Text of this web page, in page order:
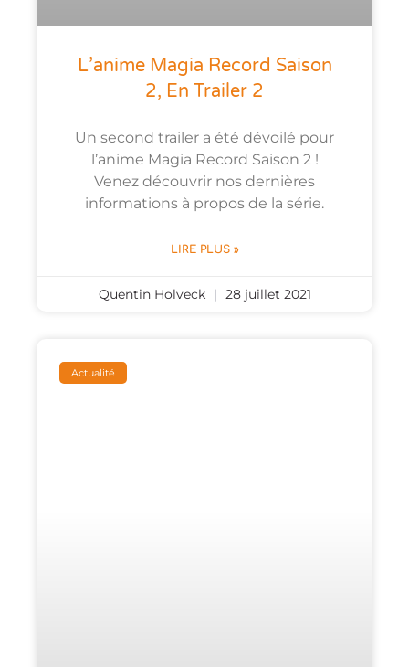
L’anime Magia Record Saison
2, En Trailer 2
Un second trailer a été dévoilé pour
l’anime Magia Record Saison 2 !
Venez découvrir nos dernières
informations à propos de la série.
LIRE PLUS »
Quentin Holveck 28 juillet 2021
Actualité